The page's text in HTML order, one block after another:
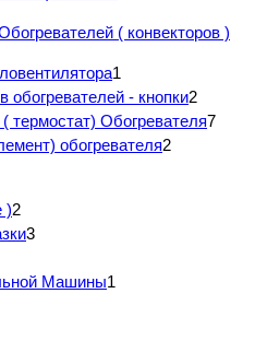
( конвекторов )
1
- кнопки2
термостат) Обогревателя7
обогревателя2
)2
3
Машины1